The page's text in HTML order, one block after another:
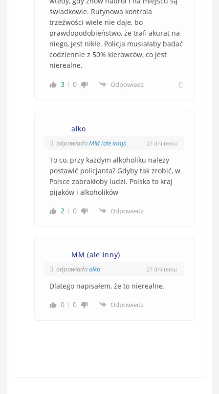
świadkowie. Rutynowa kontrola
trzeźwości wiele nie daje, bo
prawdopodobieństwo, że trafi akurat na
niego, jest nikłe. Policja musiałaby badać
codziennie z 50% kierowców, co jest
nierealne.
3 0 Odpowiedz
alko
odpowiadaMM (ale inny) 27 dni temu
To co, przy każdym alkoholiku należy
postawić policjanta? Gdyby tak zrobić, w
Polsce zabrakłoby ludzi. Polska to kraj
pijaków i alkoholików
2
0 Odpowiedz
MM (ale inny)
odpowiadaalko 27 dni temu
Dlatego napisałem, że to nierealne.
0
0 Odpowiedz